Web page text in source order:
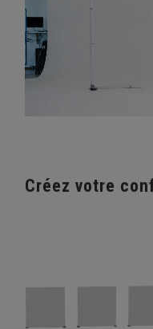
Créez votre